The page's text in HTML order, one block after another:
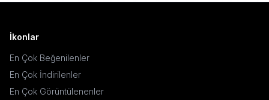
İkonlar
En Çok Beğenilenler
En Çok İndirilenler
En Çok Görüntülenenler